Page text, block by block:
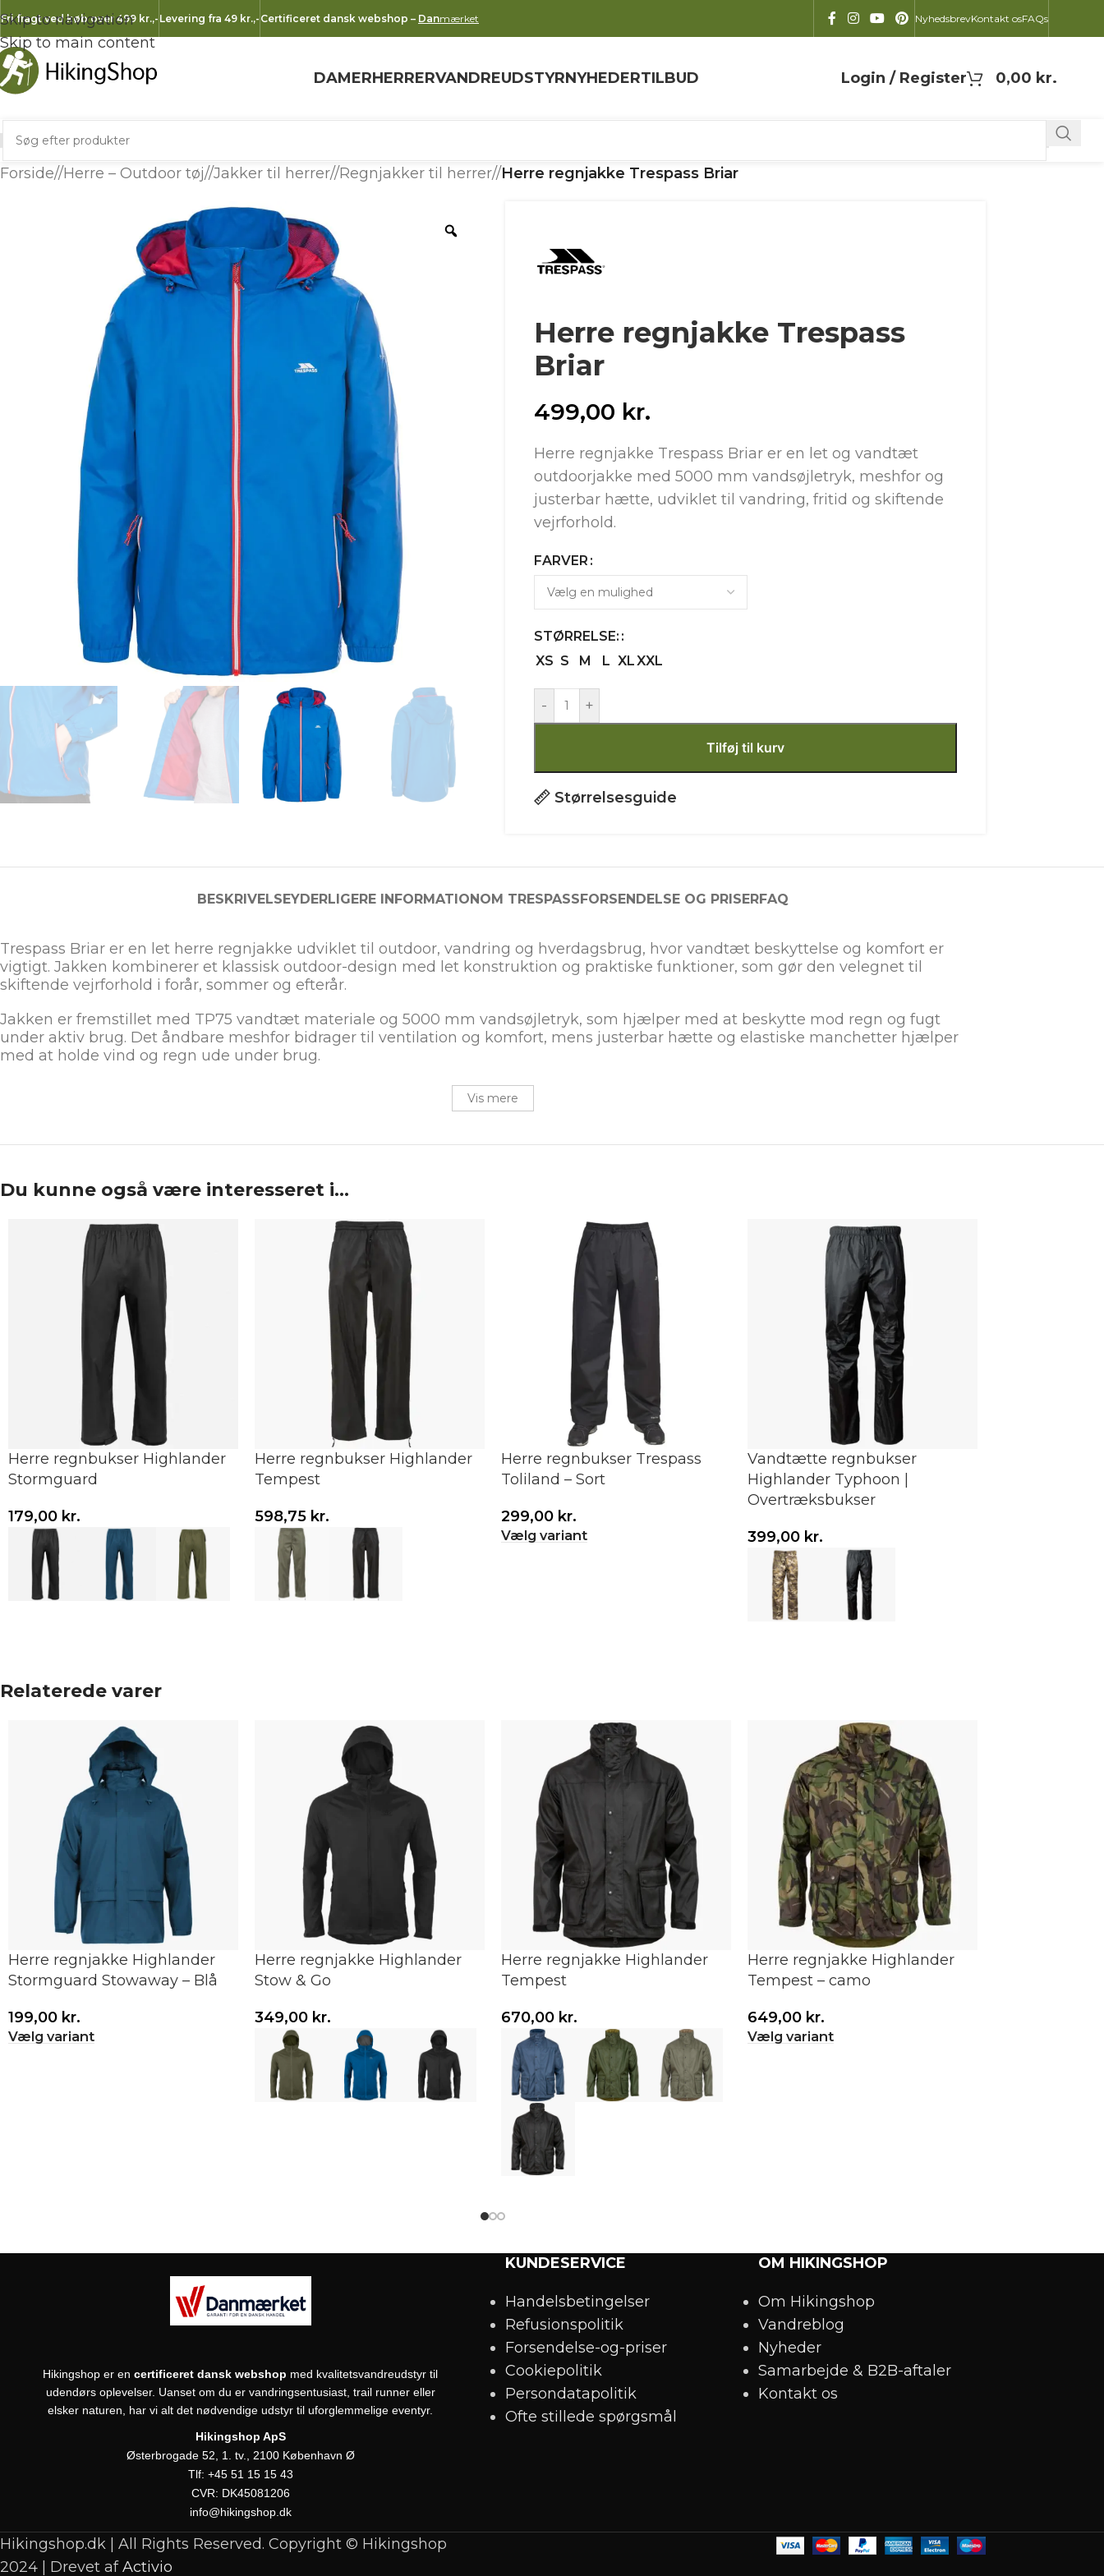
Skip to navigation
Skip to main content
Fri fragt ved køb over 499 kr.,- Levering fra 49 kr.,- Certificeret dansk webshop – Danmærket NyhedsbrevKontakt osFAQs
DAMERHERRERVANDREUDSTYRNYHEDERTILBUD Login / Register 0,00 kr.
Forside/ Herre – Outdoor tøj/ Jakker til herrer/ Regnjakker til herrer/ Herre regnjakke Trespass Briar
Herre regnjakke Trespass
Briar
499,00 kr.
Herre regnjakke Trespass Briar er en let og vandtæt
outdoorjakke med 5000 mm vandsøjletryk, meshfor og
justerbar hætte, udviklet til vandring, fritid og skiftende
vejrforhold.
FARVER
STØRRELSE:
XS S M L XLXXL
- +
Tilføj til kurv
Størrelsesguide
BESKRIVELSEYDERLIGERE INFORMATIONOM TRESPASSFORSENDELSE OG PRISERFAQ
Trespass Briar er en let herre regnjakke udviklet til outdoor, vandring og hverdagsbrug, hvor vandtæt beskyttelse og komfort er
vigtigt. Jakken kombinerer et klassisk outdoor-design med let konstruktion og praktiske funktioner, som gør den velegnet til
skiftende vejrforhold i forår, sommer og efterår.
Jakken er fremstillet med TP75 vandtæt materiale og 5000 mm vandsøjletryk, som hjælper med at beskytte mod regn og fugt
under aktiv brug. Det åndbare meshfor bidrager til ventilation og komfort, mens justerbar hætte og elastiske manchetter hjælper
med at holde vind og regn ude under brug.
Vis mere
Du kunne også være interesseret i…
Herre regnbukser Highlander
Stormguard
179,00 kr.
Vælg variant
Herre regnbukser Highlander
Tempest
598,75 kr.
Vælg variant
Herre regnbukser Trespass
Toliland – Sort
299,00 kr.
Vælg variant
Vandtætte regnbukser
Highlander Typhoon |
Overtræksbukser
399,00 kr.
Vælg variant
Relaterede varer
Herre regnjakke Highlander
Stormguard Stowaway – Blå
199,00 kr.
Vælg variant
Herre regnjakke Highlander
Stow & Go
349,00 kr.
Vælg variant
Herre regnjakke Highlander
Tempest
670,00 kr.
Vælg variant
Herre regnjakke Highlander
Tempest – camo
649,00 kr.
Vælg variant
Hikingshop er en certificeret dansk webshop med kvalitetsvandreudstyr til
udendørs oplevelser. Uanset om du er vandringsentusiast, trail runner eller
elsker naturen, har vi alt det nødvendige udstyr til uforglemmelige eventyr.
Hikingshop ApS
Østerbrogade 52, 1. tv., 2100 København Ø
Tlf: +45 51 15 15 43
CVR: DK45081206
info@hikingshop.dk
KUNDESERVICE
Handelsbetingelser
Refusionspolitik
Forsendelse-og-priser
Cookiepolitik
Persondatapolitik
Ofte stillede spørgsmål
OM HIKINGSHOP
Om Hikingshop
Vandreblog
Nyheder
Samarbejde & B2B-aftaler
Kontakt os
Hikingshop.dk | All Rights Reserved. Copyright © Hikingshop
2024 | Drevet afActivio